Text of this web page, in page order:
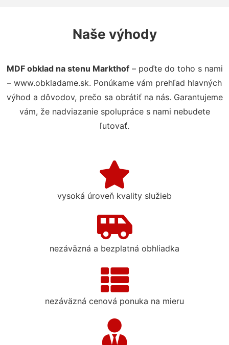
Naše výhody
MDF obklad na stenu Markthof– poďte do toho s nami
– www.obkladame.sk. Ponúkame vám prehľad hlavných
výhod a dôvodov, prečo sa obrátiť na nás. Garantujeme
vám, že nadviazanie spolupráce s nami nebudete
ľutovať.
vysoká úroveň kvality služieb
nezáväzná a bezplatná obhliadka
nezáväzná cenová ponuka na mieru